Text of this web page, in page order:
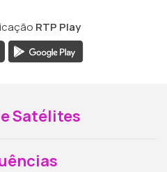
RTP Play
Satélites